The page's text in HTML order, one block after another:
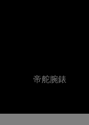
帝舵腕錶